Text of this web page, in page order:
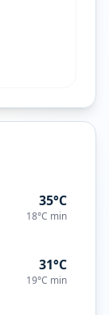
35°C
18°C min
31°C
19°C min